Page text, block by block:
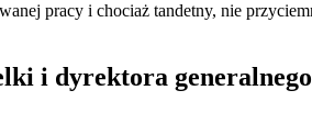
pracy i chociaż tandetny, nie
i dyrektora